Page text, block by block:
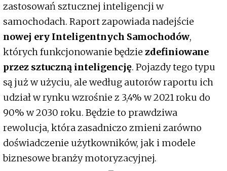
zastosowań sztucznej inteligencji w
samochodach. Raport zapowiada nadejście
nowej ery Inteligentnych Samochodów,
których funkcjonowanie będzie zdefiniowane
przez sztuczną inteligencję. Pojazdy tego typu
są już w użyciu, ale według autorów raportu ich
udział w rynku wzrośnie z 3,4% w 2021 roku do
90% w 2030 roku. Będzie to prawdziwa
rewolucja, która zasadniczo zmieni zarówno
doświadczenie użytkowników, jak i modele
biznesowe branży motoryzacyjnej.